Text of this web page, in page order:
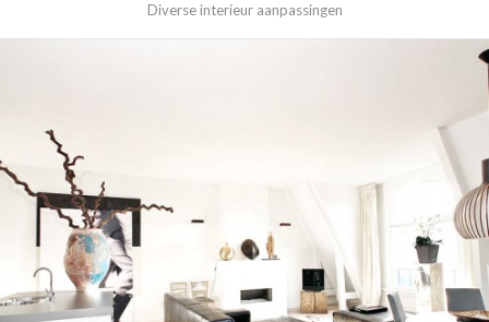
Diverse interieur aanpassingen